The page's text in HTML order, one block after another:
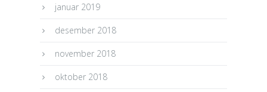
januar 2019
desember 2018
november 2018
oktober 2018